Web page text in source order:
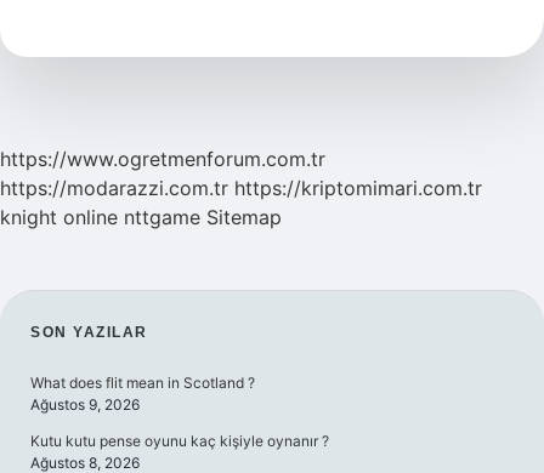
Kadar
https://www.ogretmenforum.com.tr
https://modarazzi.com.tr https://kriptomimari.com.tr
knight online nttgame Sitemap
SIDEBAR
SON YAZILAR
What does flit mean in Scotland ?
Ağustos 9, 2026
Kutu kutu pense oyunu kaç kişiyle oynanır ?
Ağustos 8, 2026